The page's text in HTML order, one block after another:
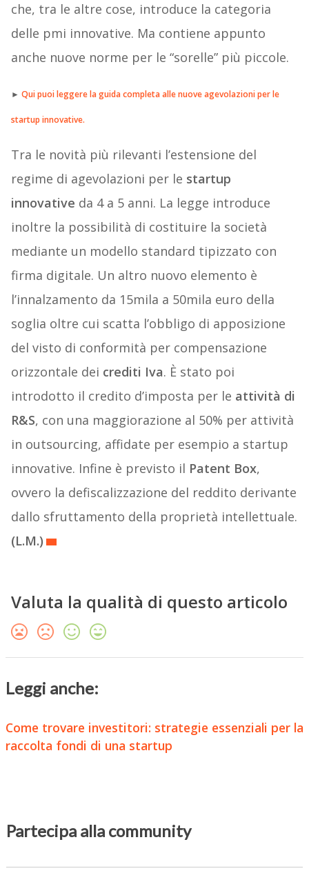
che, tra le altre cose, introduce la categoria
delle pmi innovative. Ma contiene appunto
anche nuove norme per le “sorelle” più piccole.
► Qui puoi leggere la guida completa alle nuove agevolazioni per le
startup innovative.
Tra le novità più rilevanti l’estensione del
regime di agevolazioni per le startup
innovative da 4 a 5 anni. La legge introduce
inoltre la possibilità di costituire la società
mediante un modello standard tipizzato con
firma digitale. Un altro nuovo elemento è
l’innalzamento da 15mila a 50mila euro della
soglia oltre cui scatta l’obbligo di apposizione
del visto di conformità per compensazione
orizzontale dei crediti Iva. È stato poi
introdotto il credito d’imposta per le attività di
R&S, con una maggiorazione al 50% per attività
in outsourcing, affidate per esempio a startup
innovative. Infine è previsto il Patent Box,
ovvero la defiscalizzazione del reddito derivante
dallo sfruttamento della proprietà intellettuale.
(L.M.)
Valuta la qualità di questo articolo
Leggi anche:
Come trovare investitori: strategie essenziali per la
raccolta fondi di una startup
Partecipa alla community